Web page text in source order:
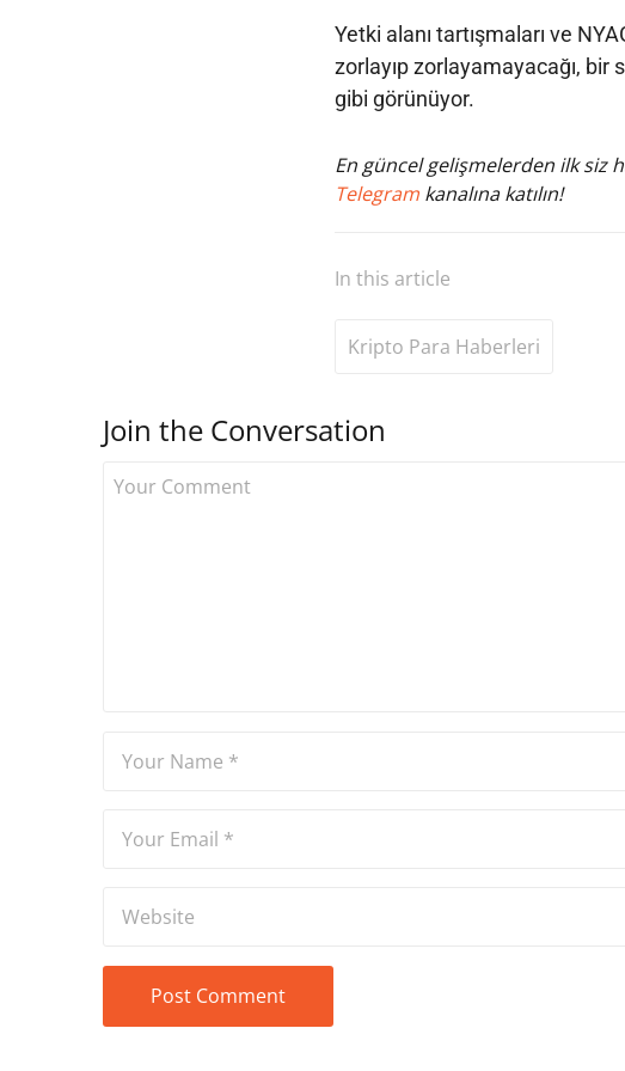
Yetki alanı tartışmaları ve
zorlayıp zorlayamayacağı, bir
gibi görünüyor.
En güncel gelişmelerden ilk siz
Telegram kanalına katılın!
In this article
Kripto Para Haberleri
Join the Conversation